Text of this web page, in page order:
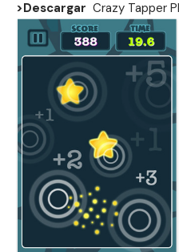
>Descargar Crazy Tapper